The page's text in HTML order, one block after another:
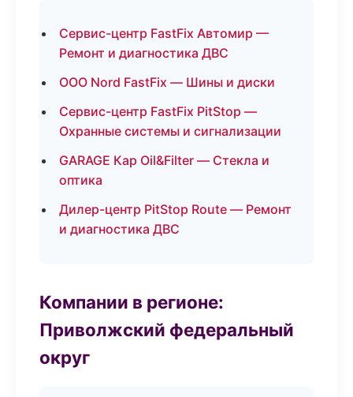
Сервис-центр FastFix Автомир —
Ремонт и диагностика ДВС
ООО Nord FastFix — Шины и диски
Сервис-центр FastFix PitStop —
Охранные системы и сигнализации
GARAGE Кар Oil&Filter — Стекла и
оптика
Дилер-центр PitStop Route — Ремонт
и диагностика ДВС
Компании в регионе:
Приволжский федеральный
округ